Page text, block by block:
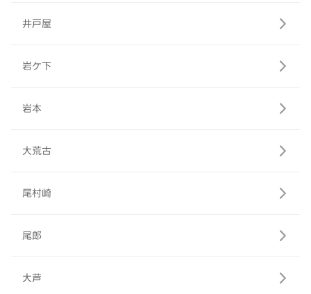
井戸屋
岩ケ下
岩本
大荒古
尾村崎
尾郎
大芦